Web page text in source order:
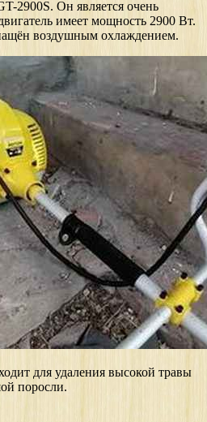
2900S. Он является очень
имеет мощность 2900 Вт.
воздушным охлаждением.
для удаления высокой травы
поросли.